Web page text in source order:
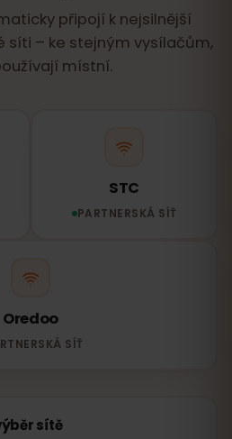
připojí k nejsilnější
síti – ke stejným vysílačům,
místní.
STC
PARTNERSKÁ SÍŤ
Oredoo
SÍŤ
sítě